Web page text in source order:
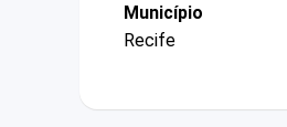
Município
Recife